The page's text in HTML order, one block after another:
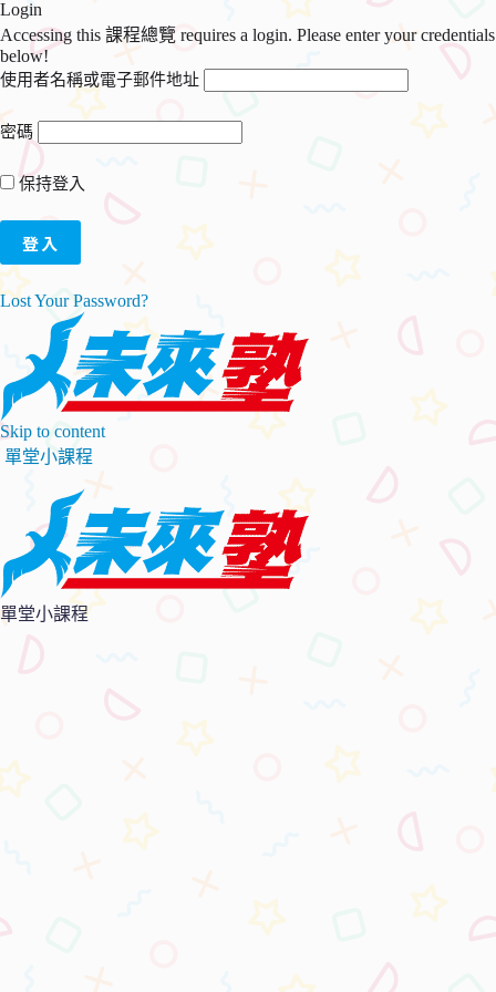
Login
Accessing this 課程總覽 requires a login. Please enter your credentials
below!
使用者名稱或電子郵件地址
密碼
保持登入
Lost Your Password?
Skip to content
單堂小課程
單堂小課程